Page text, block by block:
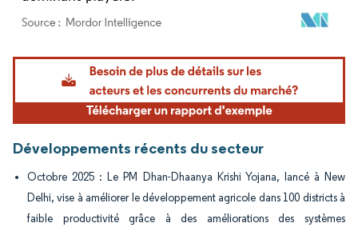
Image © Mordor Intelligence. La réutilisation nécessite une attribution sous CC BY
Développements récents du secteur
Octobre 2025 : Le PM Dhan-Dhaanya Krishi Yojana, lancé à New
Delhi, vise à améliorer le développement agricole dans 100 districts à
faible productivité grâce à des améliorations des systèmes